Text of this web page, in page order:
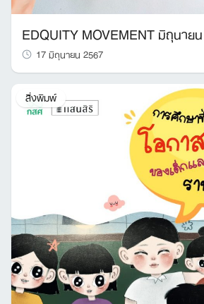
EDQUITY MOVEMENT มิถุนาย
17 มิถุนายน 2567
สิ่งพิมพ์